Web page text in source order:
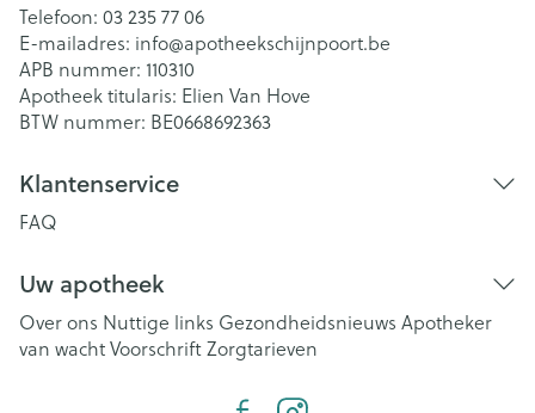
Telefoon: 03 235 77 06
E-mailadres: info@apotheekschijnpoort.be
APB nummer: 110310
Apotheek titularis: Elien Van Hove
BTW nummer: BE0668692363
Klantenservice
FAQ
Uw apotheek
Over ons Nuttige links Gezondheidsnieuws Apotheker
van wachtVoorschriftZorgtarieven